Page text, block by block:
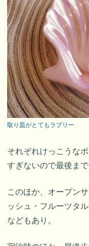
取り皿がとてもラブリー
それぞれけっこうな
すぎないので最後ま
このほか、オープン
ッシュ・フルーツタ
などもあり。